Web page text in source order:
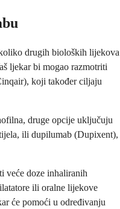
drugih bioloških lijekova
ljekar bi mogao razmotriti
koji također ciljaju
druge opcije uključuju
ili dupilumab (Dupixent),
veće doze inhaliranih
ili oralne lijekove
će pomoći u određivanju